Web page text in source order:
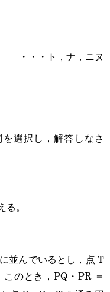
・・・ト，ナ，ニヌ
選択し，解答しなさ
。
並んでいるとし，点 T
のとき，PQ・PR ＝